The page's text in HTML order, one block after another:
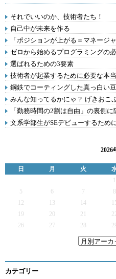
それでいいのか、技術者たち！
自己中が未来を作る
「ポジションが上がる＝マネージ
ゼロから始めるプログラミングの
選ばれるための3要素
技術者が起業するために必要な本
鋼鉄でコーティングした真っ白い
みんな知ってるかにゃ？ げきおこ
「勤務時間の2割は自由」の裏側
文系学部生がSEデビューするため
2026
日 月 火
5
6 7
12
13 14
19
20 21
26
27 28
カテゴリー